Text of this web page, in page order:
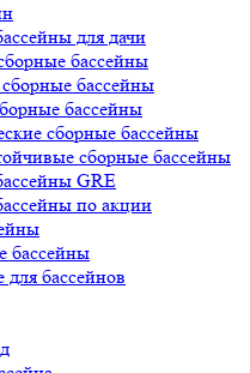
для дачи
бассейны
бассейны
бассейны
сборные бассейны
сборные бассейны
GRE
по акции
бассейны
бассейнов